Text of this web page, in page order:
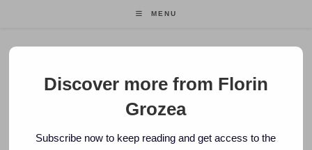
MENU
Florin Grozea
ENTREPRENEUR. FOUNDER/CEO MOCAPP.
Discover more from Florin
Grozea
Subscribe now to keep reading and get access to the